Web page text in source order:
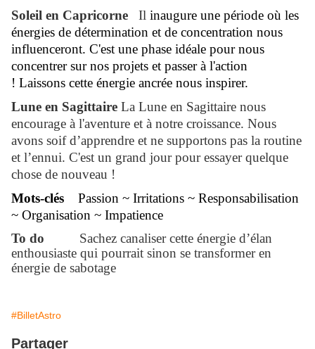
Soleil en Capricorne Il inaugure une période où les
énergies de détermination et de concentration nous
influenceront. C'est une phase idéale pour nous
concentrer sur nos projets et passer à l'action
! Laissons cette énergie ancrée nous inspirer.
Lune en Sagittaire La Lune en Sagittaire nous
encourage à l'aventure et à notre croissance. Nous
avons soif d’apprendre et ne supportons pas la routine
et l’ennui. C'est un grand jour pour essayer quelque
chose de nouveau !
Mots-clés Passion ~ Irritations ~ Responsabilisation
~ Organisation ~ Impatience
To do Sachez canaliser cette énergie d’élan
enthousiaste qui pourrait sinon se transformer en
énergie de sabotage
#BilletAstro
Partager